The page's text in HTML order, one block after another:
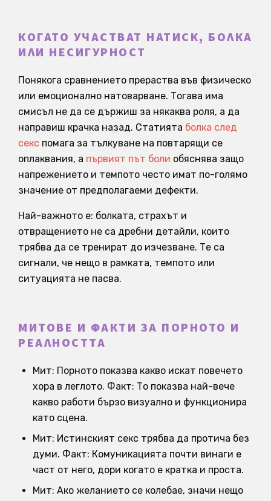
КОГАТО УЧАСТВАТ НАТИСК, БОЛКА
ИЛИ НЕСИГУРНОСТ
Понякога сравнението прераства във физическо
или емоционално натоварване. Тогава има
смисъл не да се държиш за някаква роля, а да
направиш крачка назад. Статията болка след
секс помага за тълкуване на повтарящи се
оплаквания, а първият път боли обяснява защо
напрежението и темпото често имат по-голямо
значение от предполагаеми дефекти.
Най-важното е: болката, страхът и
отвращението не са дребни детайли, които
трябва да се тренират до изчезване. Те са
сигнали, че нещо в рамката, темпото или
ситуацията не пасва.
МИТОВЕ И ФАКТИ ЗА ПОРНОТО И
РЕАЛНОСТТА
Мит: Порното показва какво искат повечето
хора в леглото. Факт: То показва най-вече
какво работи бързо визуално и функционира
като сцена.
Мит: Истинският секс трябва да протича без
думи. Факт: Комуникацията почти винаги е
част от него, дори когато е кратка и проста.
Мит: Ако желанието се колебае, значи нещо